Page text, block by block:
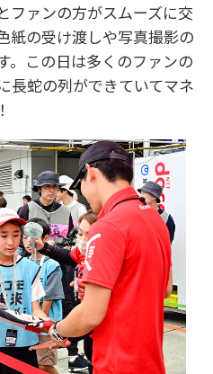
ファンの方がスムーズに交
紙の受け渡しや写真撮影の
。この日は多くのファンの
長蛇の列ができていてマネ